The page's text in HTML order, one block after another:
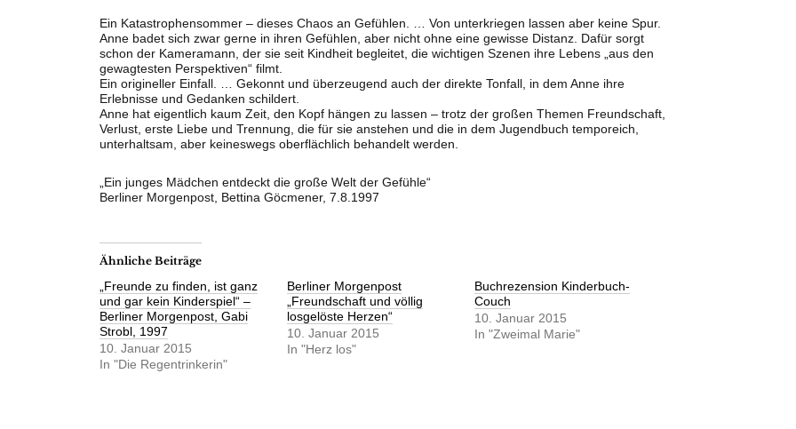
Ein Katastrophensommer – dieses Chaos an Gefühlen. … Von unterkriegen lassen aber keine Spur.
Anne badet sich zwar gerne in ihren Gefühlen, aber nicht ohne eine gewisse Distanz. Dafür sorgt
schon der Kameramann, der sie seit Kindheit begleitet, die wichtigen Szenen ihre Lebens „aus den
gewagtesten Perspektiven“ filmt.
Ein origineller Einfall. … Gekonnt und überzeugend auch der direkte Tonfall, in dem Anne ihre
Erlebnisse und Gedanken schildert.
Anne hat eigentlich kaum Zeit, den Kopf hängen zu lassen – trotz der großen Themen Freundschaft,
Verlust, erste Liebe und Trennung, die für sie anstehen und die in dem Jugendbuch temporeich,
unterhaltsam, aber keineswegs oberflächlich behandelt werden.
„Ein junges Mädchen entdeckt die große Welt der Gefühle“
Berliner Morgenpost, Bettina Göcmener, 7.8.1997
Ähnliche Beiträge
„Freunde zu finden, ist ganz
und gar kein Kinderspiel“ –
Berliner Morgenpost, Gabi
Strobl, 1997
10. Januar 2015
In "Die Regentrinkerin"
Berliner Morgenpost
„Freundschaft und völlig
losgelöste Herzen“
10. Januar 2015
In "Herz los"
Buchrezension Kinderbuch-
Couch
10. Januar 2015
In "Zweimal Marie"